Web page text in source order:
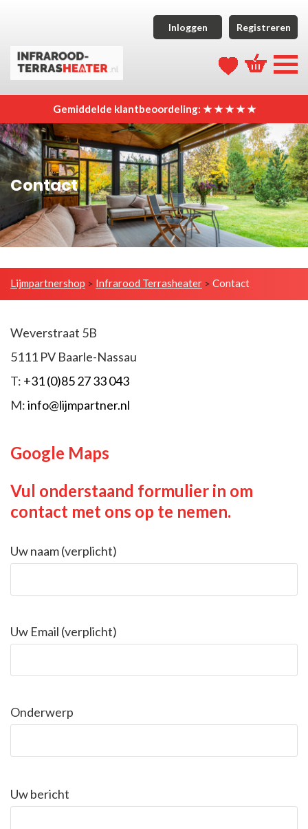
Inloggen Registreren
Gemiddelde klantbeoordeling: ★ ★ ★ ★ ★
Contact
Lijmpartnershop > Infrarood Terrasheater > Contact
Weverstraat 5B
5111 PV Baarle-Nassau
T: +31 (0)85 27 33 043
M:info@lijmpartner.nl
Google Maps
Vul onderstaand formulier in om
contact met ons op te nemen.
Uw naam (verplicht)
Uw Email (verplicht)
Onderwerp
Uw bericht